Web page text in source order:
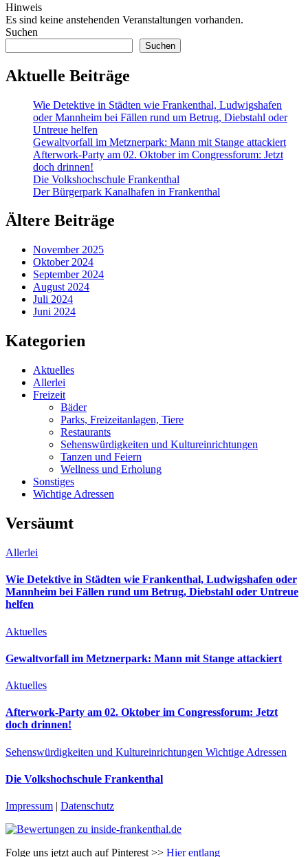
Hinweis
Es sind keine anstehenden Veranstaltungen vorhanden.
Suchen
Suchen
Aktuelle Beiträge
Wie Detektive in Städten wie Frankenthal, Ludwigshafen
oder Mannheim bei Fällen rund um Betrug, Diebstahl oder
Untreue helfen
Gewaltvorfall im Metznerpark: Mann mit Stange attackiert
Afterwork-Party am 02. Oktober im Congressforum: Jetzt
doch drinnen!
Die Volkshochschule Frankenthal
Der Bürgerpark Kanalhafen in Frankenthal
Ältere Beiträge
November 2025
Oktober 2024
September 2024
August 2024
Juli 2024
Juni 2024
Kategorien
Aktuelles
Allerlei
Freizeit
Bäder
Parks, Freizeitanlagen, Tiere
Restaurants
Sehenswürdigkeiten und Kultureinrichtungen
Tanzen und Feiern
Wellness und Erholung
Sonstiges
Wichtige Adressen
Versäumt
Allerlei
Wie Detektive in Städten wie Frankenthal, Ludwigshafen oder
Mannheim bei Fällen rund um Betrug, Diebstahl oder Untreue
helfen
Aktuelles
Gewaltvorfall im Metznerpark: Mann mit Stange attackiert
Aktuelles
Afterwork-Party am 02. Oktober im Congressforum: Jetzt
doch drinnen!
Sehenswürdigkeiten und Kultureinrichtungen Wichtige Adressen
Die Volkshochschule Frankenthal
Impressum | Datenschutz
Folge uns jetzt auch auf Pinterest >> Hier entlang